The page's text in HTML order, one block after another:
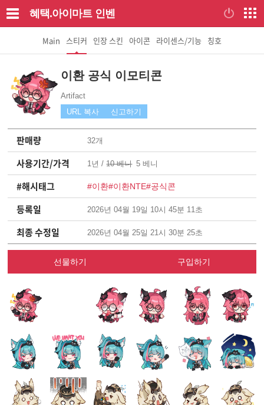
혜택.아이마트 인벤
Main 스티커 인장 스킨 아이콘 라이센스/기능 칭호
이환 공식 이모티콘
Artifact
URL 복사
신고하기
판매량 32개
사용기간/가격 1년 /10 베니 5 베니
#해시태그 #이환#이환NTE#공식콘
등록일 2026년 04월 19일 10시 45분 11초
최종 수정일 2026년 04월 25일 21시 30분 25초
선물하기 구입하기